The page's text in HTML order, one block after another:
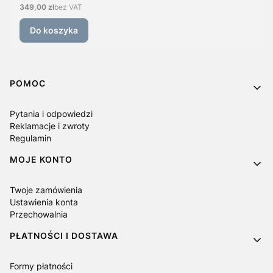
Cena
349,00 złbez VAT
Do koszyka
Linki w stopce
POMOC
Pytania i odpowiedzi
Reklamacje i zwroty
Regulamin
MOJE KONTO
Twoje zamówienia
Ustawienia konta
Przechowalnia
PŁATNOŚCI I DOSTAWA
Formy płatności